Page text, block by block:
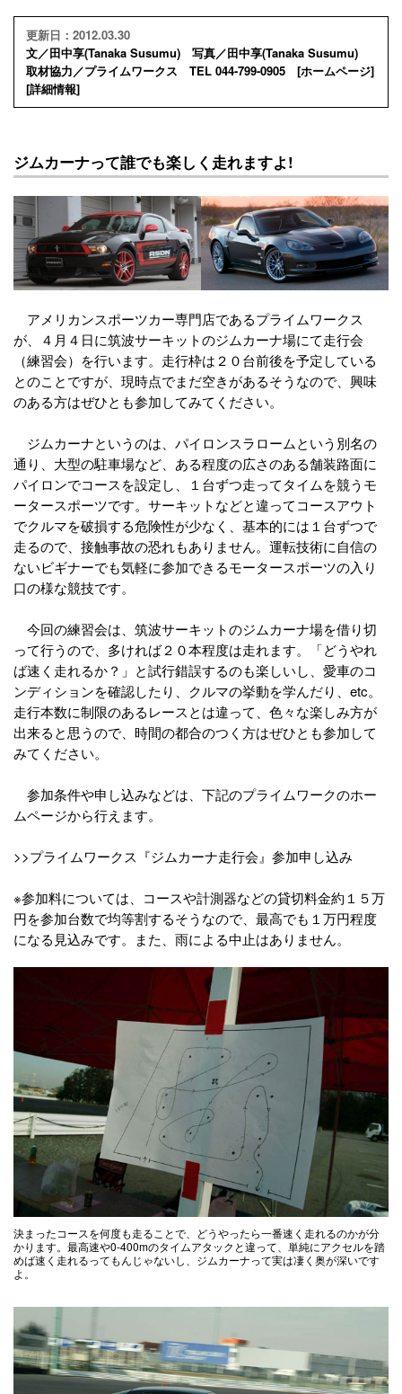
更新日：2012.03.30
文／田中享(Tanaka Susumu) 写真／田中享(Tanaka Susumu)
取材協力／プライムワークス TEL 044-799-0905 [ホームページ]
[詳細情報]
ジムカーナって誰でも楽しく走れますよ!
アメリカンスポーツカー専門店であるプライムワークス
が、４月４日に筑波サーキットのジムカーナ場にて走行会
（練習会）を行います。走行枠は２０台前後を予定している
とのことですが、現時点でまだ空きがあるそうなので、興味
のある方はぜひとも参加してみてください。
ジムカーナというのは、パイロンスラロームという別名の
通り、大型の駐車場など、ある程度の広さのある舗装路面に
パイロンでコースを設定し、１台ずつ走ってタイムを競うモ
ータースポーツです。サーキットなどと違ってコースアウト
でクルマを破損する危険性が少なく、基本的には１台ずつで
走るので、接触事故の恐れもありません。運転技術に自信の
ないビギナーでも気軽に参加できるモータースポーツの入り
口の様な競技です。
今回の練習会は、筑波サーキットのジムカーナ場を借り切
って行うので、多ければ２０本程度は走れます。「どうやれ
ば速く走れるか？」と試行錯誤するのも楽しいし、愛車のコ
ンディションを確認したり、クルマの挙動を学んだり、etc。
走行本数に制限のあるレースとは違って、色々な楽しみ方が
出来ると思うので、時間の都合のつく方はぜひとも参加して
みてください。
参加条件や申し込みなどは、下記のプライムワークのホー
ムページから行えます。
>>プライムワークス『ジムカーナ走行会』参加申し込み
※参加料については、コースや計測器などの貸切料金約１５万
円を参加台数で均等割するそうなので、最高でも１万円程度
になる見込みです。また、雨による中止はありません。
決まったコースを何度も走ることで、どうやったら一番速く走れるのかが分
かります。最高速や0-400mのタイムアタックと違って、単純にアクセルを踏
めば速く走れるってもんじゃないし、ジムカーナって実は凄く奥が深いです
よ。